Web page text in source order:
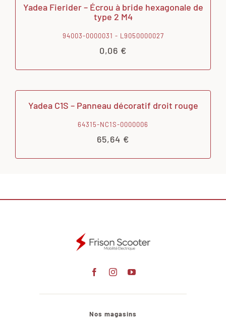
Yadea Fierider – Écrou à bride hexagonale de
type 2 M4
94003-0000031 - L9050000027
0,06 €
Yadea C1S – Panneau décoratif droit rouge
64315-NC1S-0000006
65,64 €
Nos magasins